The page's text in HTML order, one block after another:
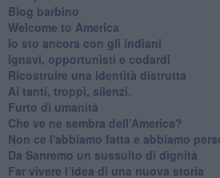
Blog barbino
Welcome to America
​Io sto ancora con gli indiani
​Ignavi, opportunisti e codardi
Ricostruire una identità distrutta
Ai tanti, troppi, silenzi.
​Furto di umanità
​Che ve ne sembra dell’America?
Non ce l'abbiamo fatta e abbiamo
​Da Sanremo un sussulto di dignità
Far vivere l’idea di una nuova storia